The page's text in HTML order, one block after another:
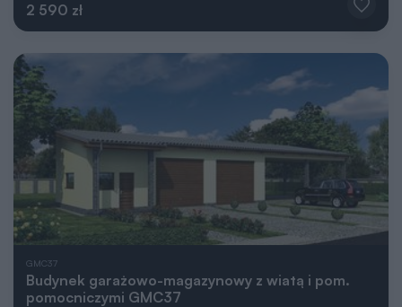
2 590 zł
GMC37
Budynek garażowo-magazynowy z wiatą i pom.
pomocniczymi GMC37